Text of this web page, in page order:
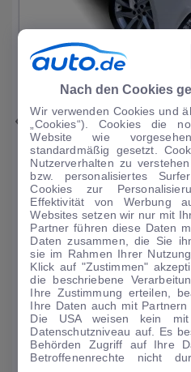
|25
Seat Ibiza
FR 1.0 TSI 7-Gang DSG Virtual
34.166 km· 11/2023·· Benzin·Automatik
Finanzierung
173€/mtl.
0 € Anzahlung ·48 Monate ·
Angebot anfragen
Kraftstoffverbrauch komb. 5,8 l/100 km
· CO₂-Klasse D · WLTP*
Nach den Cookies
Wir verwenden Cookies und
„Cookies“). Cookies die
Website wie
standardmäßig gesetzt.
Nutzerverhalten zu
bzw. personalisiertes
Cookies zur
Effektivität von Werbung
Websites setzen wir nur mit
Partner führen diese Daten
Daten zusammen, die Sie
sie im Rahmen Ihrer
Klick auf "Zustimmen"
die beschriebene
Ihre Zustimmung erteilen,
Ihre Daten auch mit Partnern
Die USA weisen kein
Datenschutzniveau auf. Es
Behörden Zugriff auf Ihre
Betroffenenrechte nicht